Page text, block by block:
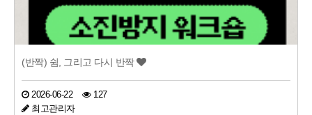
(반짝) 쉼, 그리고 다시 반짝
2026-06-22
127
최고관리자